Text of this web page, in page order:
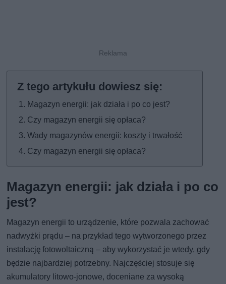
Magazyn energii: jak działa i po co jest?
Czy magazyn energii się opłaca?
Wady magazynów energii: koszty i trwałość
Czy magazyn energii się opłaca?
Magazyn energii: jak działa i po co
jest?
Magazyn energii to urządzenie, które pozwala zachować
nadwyżki prądu – na przykład tego wytworzonego przez
instalację fotowoltaiczną – aby wykorzystać je wtedy, gdy
będzie najbardziej potrzebny. Najczęściej stosuje się
akumulatory litowo-jonowe, doceniane za wysoką